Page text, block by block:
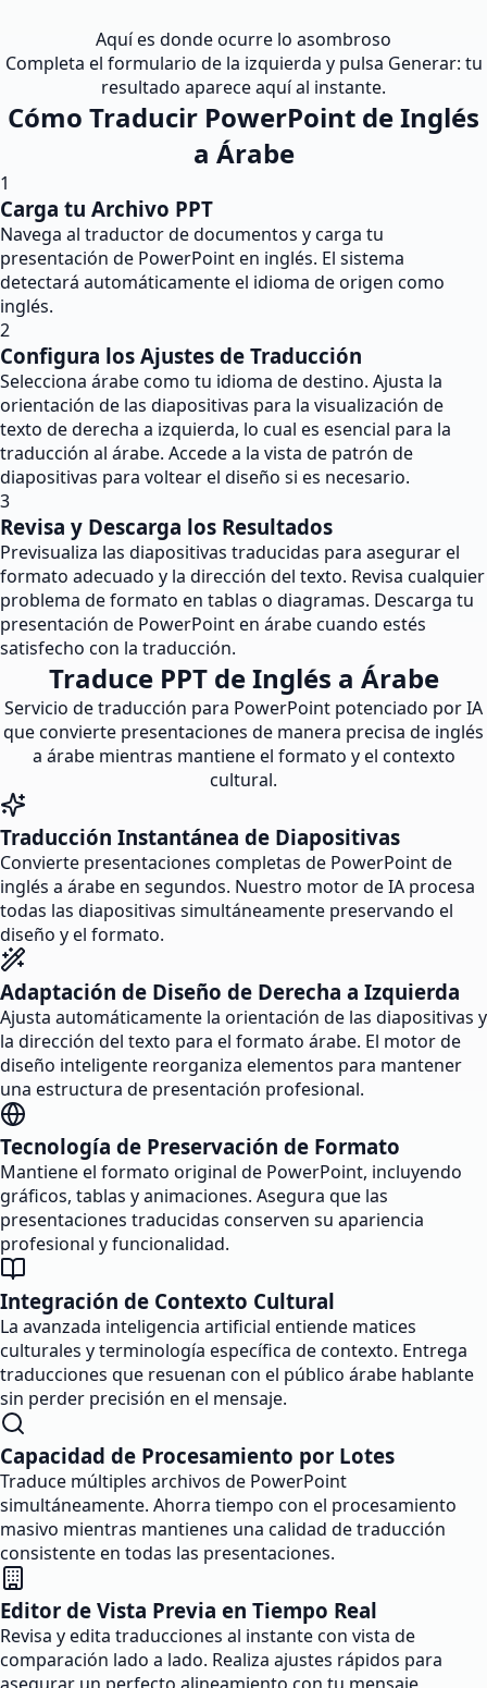
Aquí es donde ocurre lo asombroso
Completa el formulario de la izquierda y pulsa Generar: tu
resultado aparece aquí al instante.
Cómo Traducir PowerPoint de Inglés
a Árabe
1
Carga tu Archivo PPT
Navega al traductor de documentos y carga tu
presentación de PowerPoint en inglés. El sistema
detectará automáticamente el idioma de origen como
inglés.
2
Configura los Ajustes de Traducción
Selecciona árabe como tu idioma de destino. Ajusta la
orientación de las diapositivas para la visualización de
texto de derecha a izquierda, lo cual es esencial para la
traducción al árabe. Accede a la vista de patrón de
diapositivas para voltear el diseño si es necesario.
3
Revisa y Descarga los Resultados
Previsualiza las diapositivas traducidas para asegurar el
formato adecuado y la dirección del texto. Revisa cualquier
problema de formato en tablas o diagramas. Descarga tu
presentación de PowerPoint en árabe cuando estés
satisfecho con la traducción.
Traduce PPT de Inglés a Árabe
Servicio de traducción para PowerPoint potenciado por IA
que convierte presentaciones de manera precisa de inglés
a árabe mientras mantiene el formato y el contexto
cultural.
Traducción Instantánea de Diapositivas
Convierte presentaciones completas de PowerPoint de
inglés a árabe en segundos. Nuestro motor de IA procesa
todas las diapositivas simultáneamente preservando el
diseño y el formato.
Adaptación de Diseño de Derecha a Izquierda
Ajusta automáticamente la orientación de las diapositivas y
la dirección del texto para el formato árabe. El motor de
diseño inteligente reorganiza elementos para mantener
una estructura de presentación profesional.
Tecnología de Preservación de Formato
Mantiene el formato original de PowerPoint, incluyendo
gráficos, tablas y animaciones. Asegura que las
presentaciones traducidas conserven su apariencia
profesional y funcionalidad.
Integración de Contexto Cultural
La avanzada inteligencia artificial entiende matices
culturales y terminología específica de contexto. Entrega
traducciones que resuenan con el público árabe hablante
sin perder precisión en el mensaje.
Capacidad de Procesamiento por Lotes
Traduce múltiples archivos de PowerPoint
simultáneamente. Ahorra tiempo con el procesamiento
masivo mientras mantienes una calidad de traducción
consistente en todas las presentaciones.
Editor de Vista Previa en Tiempo Real
Revisa y edita traducciones al instante con vista de
comparación lado a lado. Realiza ajustes rápidos para